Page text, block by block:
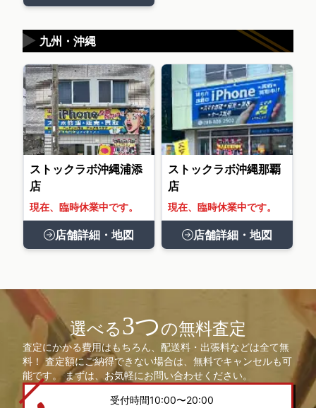
九州・沖縄
▶
ストックラボ沖縄浦添
店
現在、臨時休業中です。
店舗詳細・地図
ストックラボ沖縄那覇
店
現在、臨時休業中です。
店舗詳細・地図
選べる3つの無料査定
査定にかかる費用はもちろん、配送料・出張料などは全て無
料！ 査定額にご納得できない場合は、無料でキャンセルも可
能です。 まずは、お気軽にお問い合わせください。
受付時間10:00〜20:00